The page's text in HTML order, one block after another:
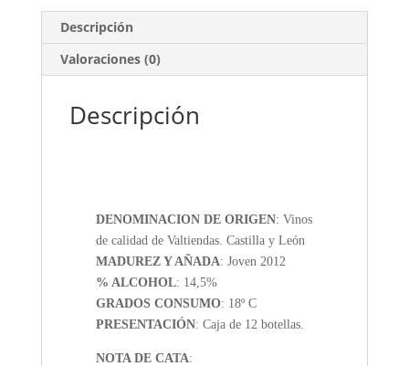
Descripción
Valoraciones (0)
Descripción
DENOMINACION DE ORIGEN: Vinos
de calidad de Valtiendas. Castilla y León
MADUREZ Y AÑADA: Joven 2012
% ALCOHOL: 14,5%
GRADOS CONSUMO: 18º C
PRESENTACIÓN: Caja de 12 botellas.
NOTA DE CATA: